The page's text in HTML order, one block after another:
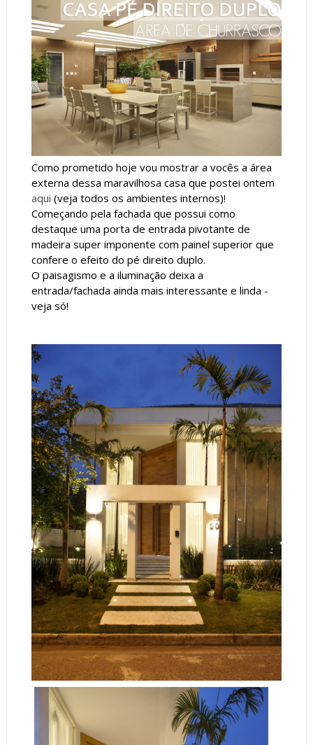
Como prometido hoje vou mostrar a vocês a área
externa dessa maravilhosa casa que postei ontem
aqui (veja todos os ambientes internos)!
Começando pela fachada que possui como
destaque uma porta de entrada pivotante de
madeira super imponente com painel superior que
confere o efeito do pé direito duplo.
O paisagismo e a iluminação deixa a
entrada/fachada ainda mais interessante e linda -
veja só!